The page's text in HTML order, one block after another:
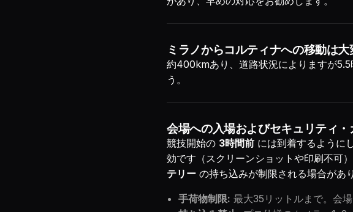
ミラノからコルティナへの移動は大
約400kmあり、道路状況によりますが
う。
会場への入場およびセキュリティ・
競技開始の 3時間前 には到着するように
効です（スクリーンショットや印刷不可
テリー の持ち込みが制限される場合があ
手荷物制限: 最大35リットルまで。会